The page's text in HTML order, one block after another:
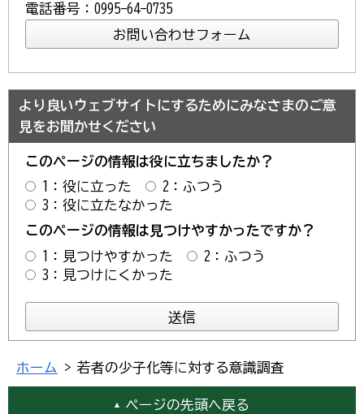
電話番号：0995-64-0735
より良いウェブサイトにするためにみなさまのご意
見をお聞かせください
このページの情報は役に立ちましたか？
1：役に立った
2：ふつう
3：役に立たなかった
このページの情報は見つけやすかったですか？
1：見つけやすかった
2：ふつう
3：見つけにくかった
ホーム > 若者の少子化等に対する意識調査
ページの先頭へ戻る